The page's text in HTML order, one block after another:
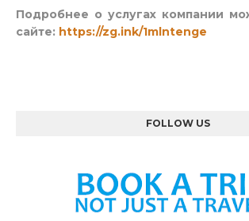
Подробнее о услугах компании
сайте: https://zg.ink/1mlntenge
FOLLOW US